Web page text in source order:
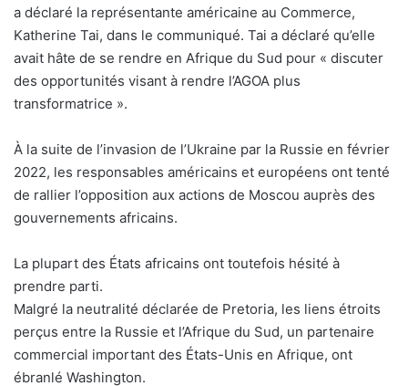
a déclaré la représentante américaine au Commerce,
Katherine Tai, dans le communiqué. Tai a déclaré qu’elle
avait hâte de se rendre en Afrique du Sud pour « discuter
des opportunités visant à rendre l’AGOA plus
transformatrice ».
À la suite de l’invasion de l’Ukraine par la Russie en février
2022, les responsables américains et européens ont tenté
de rallier l’opposition aux actions de Moscou auprès des
gouvernements africains.
La plupart des États africains ont toutefois hésité à
prendre parti.
Malgré la neutralité déclarée de Pretoria, les liens étroits
perçus entre la Russie et l’Afrique du Sud, un partenaire
commercial important des États-Unis en Afrique, ont
ébranlé Washington.